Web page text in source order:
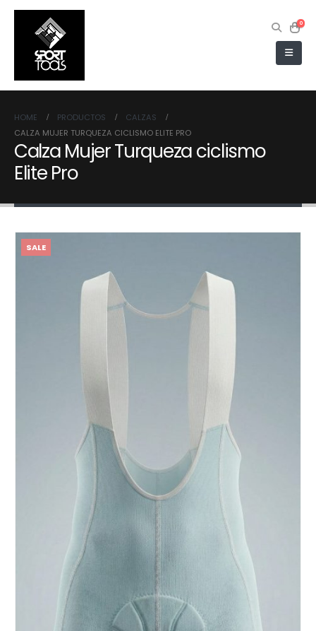
0
HOME PRODUCTOS
CALZAS
CALZA MUJER TURQUEZA CICLISMO ELITE PRO
Calza Mujer Turqueza ciclismo
Elite Pro
SALE